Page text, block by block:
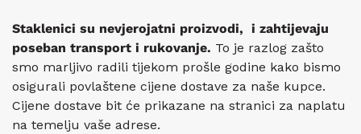
Staklenici su nevjerojatni proizvodi, i zahtijevaju
poseban transport i rukovanje. To je razlog zašto
smo marljivo radili tijekom prošle godine kako bismo
osigurali povlaštene cijene dostave za naše kupce.
Cijene dostave bit će prikazane na stranici za naplatu
na temelju vaše adrese.